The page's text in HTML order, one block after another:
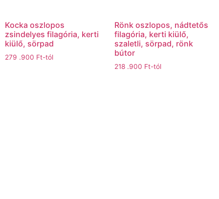
Kocka oszlopos
zsindelyes filagória, kerti
kiülő, sörpad
279 .900 Ft-tól
Rönk oszlopos, nádtetős
filagória, kerti kiülő,
szaletli, sörpad, rönk
bútor
218 .900 Ft-tól